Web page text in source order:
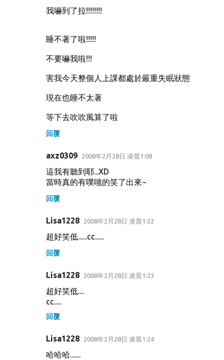
我嚇到了拉!!!!!!!!
睡不著了啦!!!!!
不要嚇我啦!!!
害我今天整個人上課都處於嚴重失眠狀態
現在也睡不太著
等下去吹吹風算了啦
回覆
axz0309 2008年2月28日 凌晨1:08
這我有聽到耶...XD
當時真的有噗嗤的笑了出來~
回覆
Lisa1228 2008年2月28日 凌晨1:22
超好笑低......cc......
回覆
Lisa1228 2008年2月28日 凌晨1:23
超好笑低....
cc.....
回覆
Lisa1228 2008年2月28日 凌晨1:24
哈哈哈.......